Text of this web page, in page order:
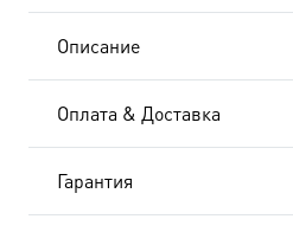
Описание
Оплата & Доставка
Гарантия